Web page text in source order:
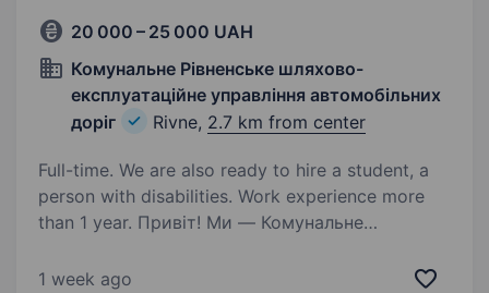
20 000 – 25 000 UAH
Комунальне Рівненське шляхово-
експлуатаційне управління автомобільних
доріг
Rivne, 2.7 km from center
Full-time. We are also ready to hire a student, a
person with disabilities. Work experience more
than 1 year. Привіт! Ми — Комунальне
управління автомобільних доріг, команда, яка
1 week ago